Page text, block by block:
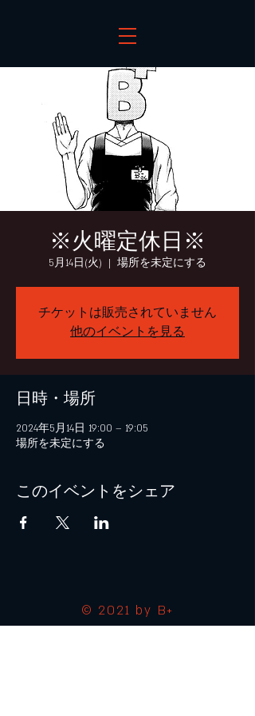
※火曜定休日※
5月14日(火)
  |
場所を未定にする
チケットは販売されていません
他のイベントを見る
日時・場所
2024年5月14日 19:00 – 19:05
場所を未定にする
このイベントをシェア
© 2021 by B+